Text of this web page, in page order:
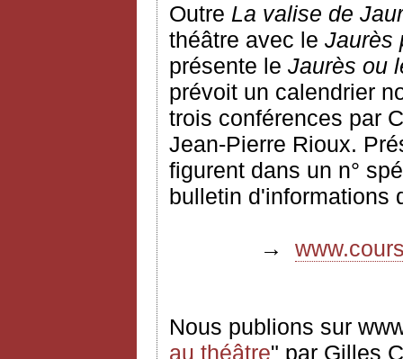
Outre La valise de
théâtre avec le Jaurès
présente le Jaurès ou
prévoit un calendrier
trois conférences par
Jean-Pierre Rioux.
figurent dans un n°
bulletin d'informations
→
Nous publions sur
au théâtre" par Gilles